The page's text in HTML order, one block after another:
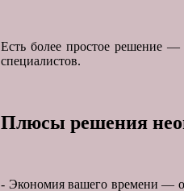
Есть более простое решение —
специалистов.
Плюсы решения
- Экономия вашего времени —